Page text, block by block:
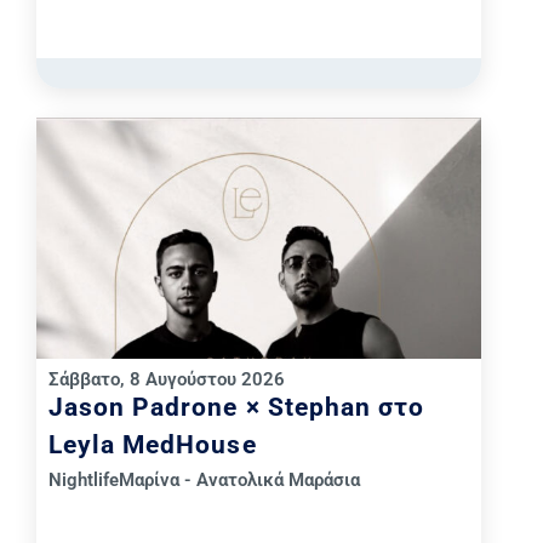
Σάββατο, 8 Αυγούστου 2026
Jason Padrone × Stephan στο
Leyla MedHouse
NightlifeΜαρίνα - Ανατολικά Μαράσια